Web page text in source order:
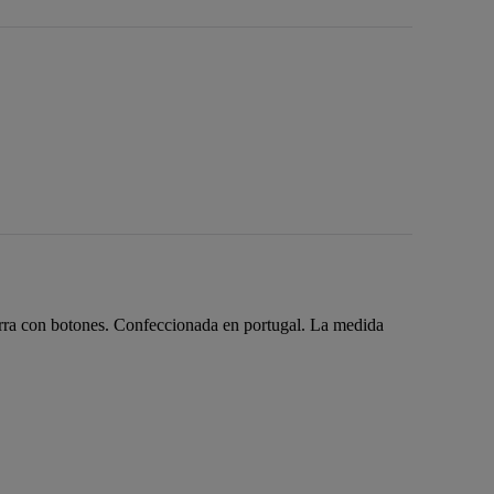
con botones. Confeccionada en portugal. La medida